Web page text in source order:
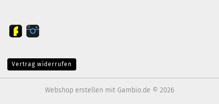
Vertrag widerrufen
Webshop erstellen mit Gambio.de © 2026